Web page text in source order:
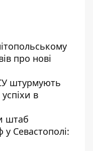
про нові
штурмують
в
штаб
Севастополі: